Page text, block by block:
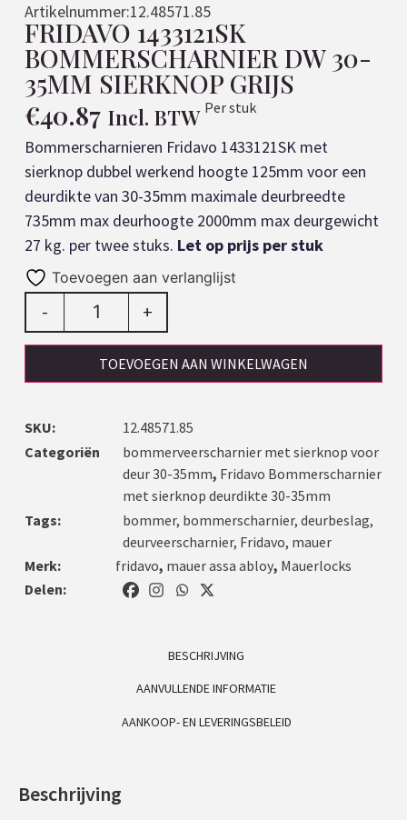
Artikelnummer:12.48571.85
FRIDAVO 1433121SK
BOMMERSCHARNIER DW 30-
35MM SIERKNOP GRIJS
€40.87 Incl. BTW Per stuk
Bommerscharnieren Fridavo 1433121SK met
sierknop dubbel werkend hoogte 125mm voor een
deurdikte van 30-35mm maximale deurbreedte
735mm max deurhoogte 2000mm max deurgewicht
27 kg. per twee stuks. Let op prijs per stuk
Toevoegen aan verlanglijst
- +
TOEVOEGEN AAN WINKELWAGEN
SKU:
12.48571.85
Categoriën
bommerveerscharnier met sierknop voor
deur 30-35mm, Fridavo Bommerscharnier
met sierknop deurdikte 30-35mm
Tags:
bommer, bommerscharnier, deurbeslag,
deurveerscharnier, Fridavo, mauer
Merk:
fridavo, mauer assa abloy, Mauerlocks
Delen:
BESCHRIJVING
AANVULLENDE INFORMATIE
AANKOOP- EN LEVERINGSBELEID
Beschrijving